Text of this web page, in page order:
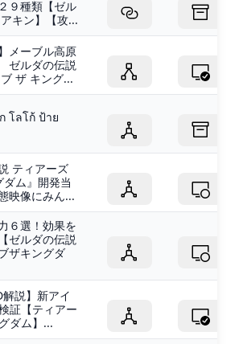
９種類【ゼル
キン】【攻...
メーブル高原
ゼルダの伝説
ザ キング...
โลโก้ ป้าย
ティアーズ
ム』開発当
映像にみん...
６選！効果を
ゼルダの伝説
ザキングダ
説】新アイ
証【ティアー
ダム】...